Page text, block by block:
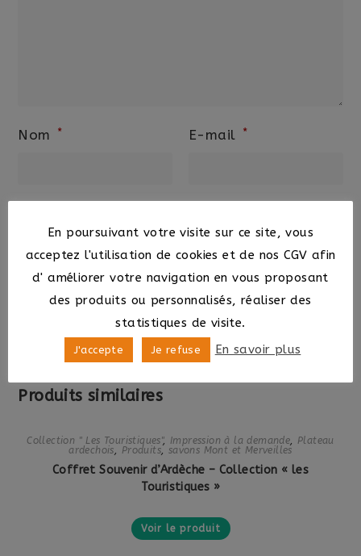
Nom * E-mail *
Ce site utilise Akismet pour réduire les
indésirables.
les données de vos commentaires sont
Produits similaires
Collection " Les Touristiques", Impression à la demande, Plateau
ardechois, Produits, savons Mont et Merveilles
Coffret Souvenir d’Ardèche – Collection « les
Touristiques »
Voir le produit
En poursuivant votre visite sur ce site, vous
acceptez l'utilisation de cookies et de nos CGV afin
d' améliorer votre navigation en vous proposant
des produits ou personnalisés, réaliser des
statistiques de visite.
J'accepte Je refuse En savoir plus